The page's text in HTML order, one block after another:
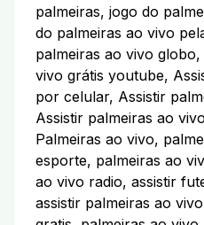
palmeiras, jogo do
do palmeiras ao vivo
palmeiras ao vivo
vivo grátis youtube,
por celular, Assistir
Assistir palmeiras ao
Palmeiras ao vivo,
esporte, palmeiras ao
ao vivo radio, assistir
assistir palmeiras ao